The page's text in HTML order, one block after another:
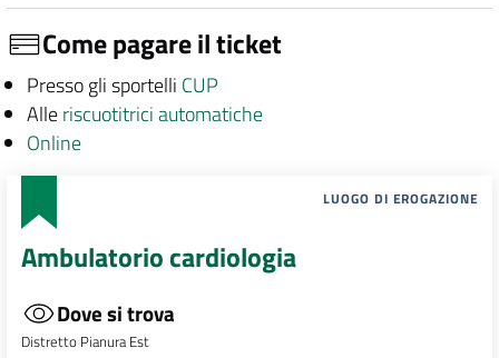
Come pagare il ticket
Presso gli sportelli CUP
Alleriscuotitrici automatiche
Online
LUOGO DI EROGAZIONE
Ambulatorio cardiologia
Dove si trova
Distretto Pianura Est